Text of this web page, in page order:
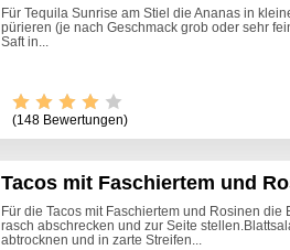
Für Tequila Sunrise am Stiel die Ananas in
pürieren (je nach Geschmack grob oder sehr
Saft in...
(148 Bewertungen)
Tacos mit Faschiertem und
Für die Tacos mit Faschiertem und Rosinen die
rasch abschrecken und zur Seite
abtrocknen und in zarte Streifen...